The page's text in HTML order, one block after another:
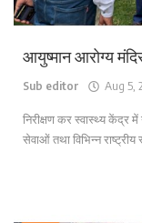
अन्य
आयुष्मान आरोग्य
Sub editor Aug 5,
निरीक्षण कर स्वास्थ्य केंद्र
सेवाओं तथा विभिन्न राष्ट्रीय